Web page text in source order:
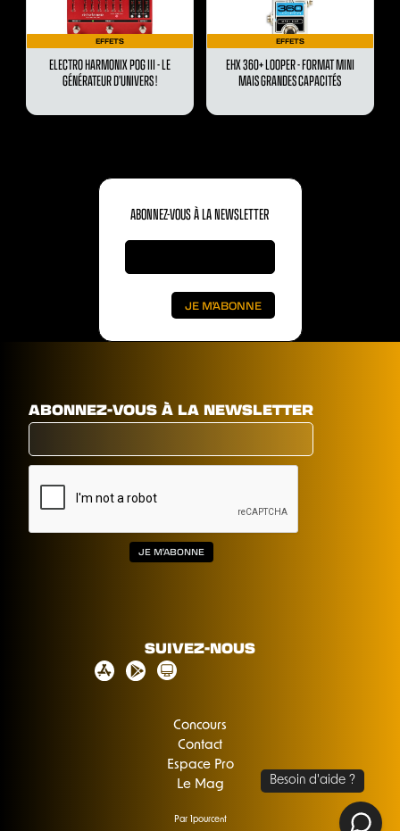
EFFETS
ELECTRO HARMONIX POG III - LE
GÉNÉRATEUR D’UNIVERS !
EFFETS
EHX 360+ LOOPER - FORMAT MINI
MAIS GRANDES CAPACITÉS
ABONNEZ-VOUS À LA NEWSLETTER
ABONNEZ-VOUS À LA NEWSLETTER
SUIVEZ-NOUS
Concours
Contact
Espace Pro
Le Mag
Par 1pourcent